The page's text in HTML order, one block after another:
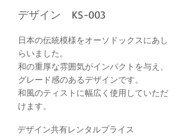
デザイン KS-003
日本の伝統模様をオーソドックスにあし
らいました。
和の重厚な雰囲気がインパクトを与え、
グレード感のあるデザインです。
和風のティストに幅広く使用していただ
けます。
デザイン共有レンタルプライス